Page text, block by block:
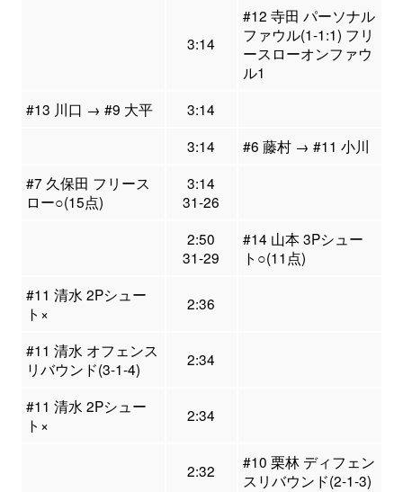
3:14
#12 寺田 パーソナル
ファウル(1-1:1) フリ
ースローオンファウ
ル1
#13 川口 → #9 大平
3:14
3:14
#6 藤村 → #11 小川
#7 久保田 フリース
ロー○(15点)
3:14
31-26
2:50
31-29
#14 山本 3Pシュー
ト○(11点)
#11 清水 2Pシュー
ト×
2:36
#11 清水 オフェンス
リバウンド(3-1-4)
2:34
#11 清水 2Pシュー
ト×
2:34
2:32
#10 栗林 ディフェン
スリバウンド(2-1-3)